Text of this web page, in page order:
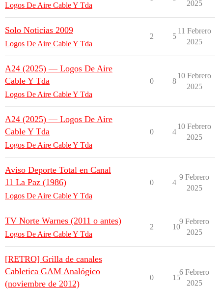
Logos De Aire Cable Y Tda
2025
Solo Noticias 2009
Logos De Aire Cable Y Tda
2 5
11 Febrero
2025
A24 (2025) — Logos De Aire
Cable Y Tda
Logos De Aire Cable Y Tda
0 8
10 Febrero
2025
A24 (2025) — Logos De Aire
Cable Y Tda
Logos De Aire Cable Y Tda
0 4
10 Febrero
2025
Aviso Deporte Total en Canal
11 La Paz (1986)
Logos De Aire Cable Y Tda
0 4
9 Febrero
2025
TV Norte Warnes (2011 o antes)
Logos De Aire Cable Y Tda
2 10
9 Febrero
2025
[RETRO] Grilla de canales
Cabletica GAM Analógico
(noviembre de 2012)
0 15
6 Febrero
2025